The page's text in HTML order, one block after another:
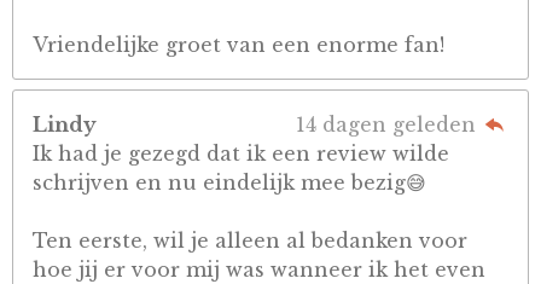
Vriendelijke groet van een enorme fan!
Lindy
14 dagen geleden
Ik had je gezegd dat ik een review wilde
schrijven en nu eindelijk mee bezig😅
Ten eerste, wil je alleen al bedanken voor
hoe jij er voor mij was wanneer ik het even